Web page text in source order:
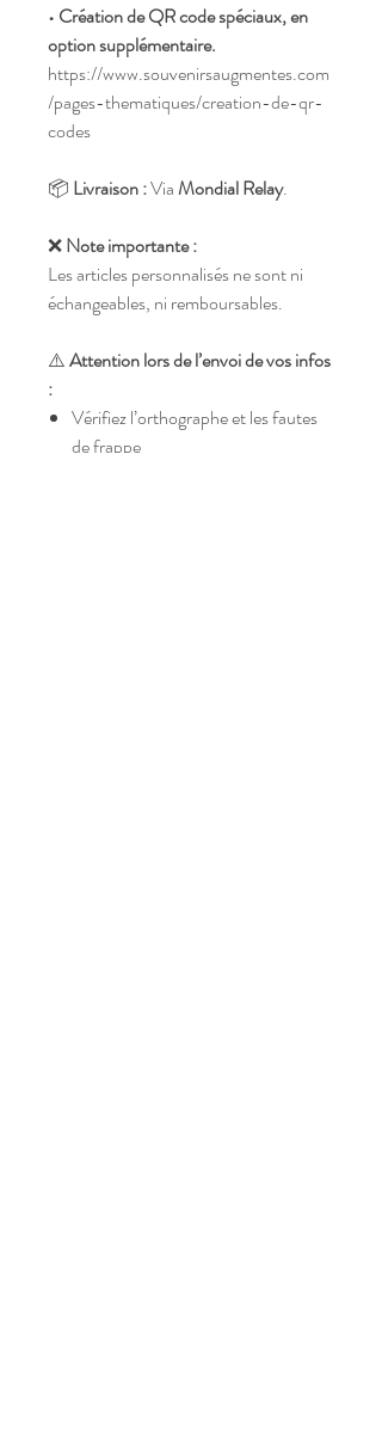
• Création de QR code spéciaux, en
option supplémentaire.
https://www.souvenirsaugmentes.com
/pages-thematiques/creation-de-qr-
codes
📦 Livraison :ViaMondial Relay.
❌Note importante :
Les articles personnalisés ne sont ni
échangeables, ni remboursables.
⚠️Attention lors de l’envoi de vos infos
:
Vérifiez l’orthographe et les fautes
de frappe